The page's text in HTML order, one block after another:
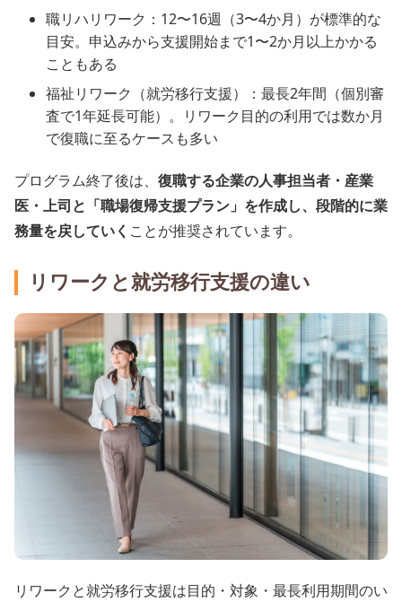
職リハリワーク：12〜16週（3〜4か月）が標準的な
目安。申込みから支援開始まで1〜2か月以上かかる
こともある
福祉リワーク（就労移行支援）：最長2年間（個別審
査で1年延長可能）。リワーク目的の利用では数か月
で復職に至るケースも多い
プログラム終了後は、 復職する企業の人事担当者・産業
医・上司と「職場復帰支援プラン」を作成し、段階的に業
務量を戻していく ことが推奨されています。
リワークと就労移行支援の違い
リワークと就労移行支援は目的・対象・最長利用期間のい